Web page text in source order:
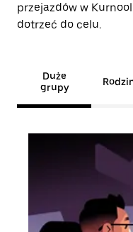
przejazdów w
dotrzeć do celu.
Duże
grupy